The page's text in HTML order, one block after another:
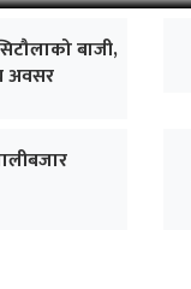
बाजी,
अवसर